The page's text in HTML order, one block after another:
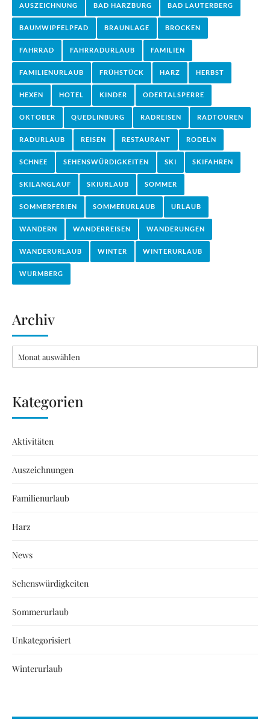
AUSZEICHNUNG BAD HARZBURG BAD LAUTERBERG
BAUMWIPFELPFAD BRAUNLAGE BROCKEN
FAHRRAD FAHRRADURLAUB FAMILIEN
FAMILIENURLAUB FRÜHSTÜCK HARZ HERBST
HEXEN HOTEL KINDER ODERTALSPERRE
OKTOBER QUEDLINBURG RADREISEN RADTOUREN
RADURLAUB REISEN RESTAURANT RODELN
SCHNEE SEHENSWÜRDIGKEITEN SKI SKIFAHREN
SKILANGLAUF SKIURLAUB SOMMER
SOMMERFERIEN SOMMERURLAUB URLAUB
WANDERN WANDERREISEN WANDERUNGEN
WANDERURLAUB WINTER WINTERURLAUB
WURMBERG
Archiv
Kategorien
Aktivitäten
Auszeichnungen
Familienurlaub
Harz
News
Sehenswürdigkeiten
Sommerurlaub
Unkategorisiert
Winterurlaub